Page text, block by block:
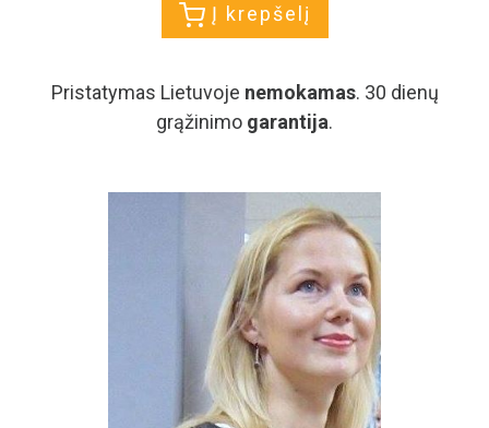
Į krepšelį
Pristatymas Lietuvoje nemokamas. 30 dienų
grąžinimo garantija.